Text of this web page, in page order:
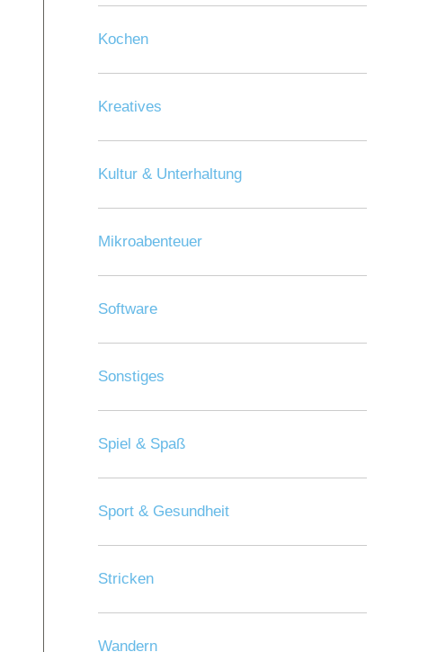
Kochen
Kreatives
Kultur & Unterhaltung
Mikroabenteuer
Software
Sonstiges
Spiel & Spaß
Sport & Gesundheit
Stricken
Wandern